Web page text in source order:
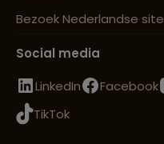
Bezoek Nederlandse site
Social media
LinkedIn
Facebook
TikTok